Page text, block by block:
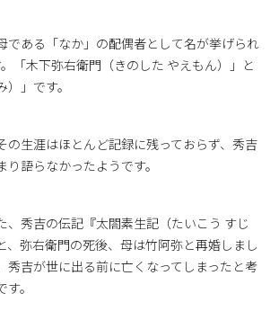
である「なか」の配偶者として名が挙げられ
「木下弥右衛門（きのした やえもん）」と
）」です。
の生涯はほとんど記録に残っておらず、秀吉
語らなかったようです。
、秀吉の伝記『太閤素生記（たいこう すじ
、弥右衛門の死後、母は竹阿弥と再婚しまし
秀吉が世に出る前に亡くなってしまったと考
。